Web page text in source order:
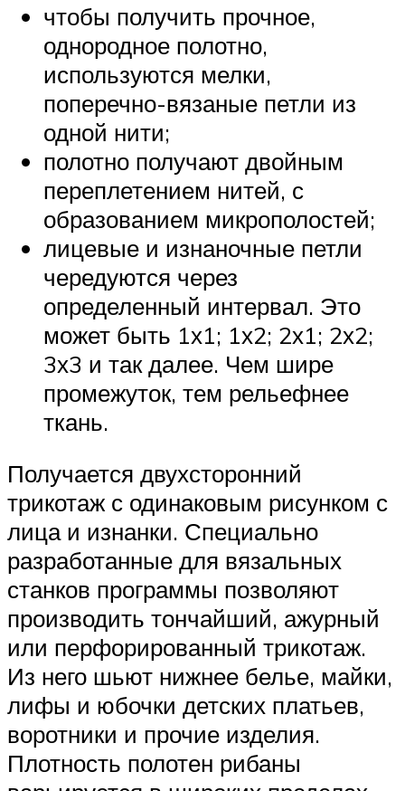
чтобы получить прочное,
однородное полотно,
используются мелки,
поперечно-вязаные петли из
одной нити;
полотно получают двойным
переплетением нитей, с
образованием микрополостей;
лицевые и изнаночные петли
чередуются через
определенный интервал. Это
может быть 1х1; 1х2; 2х1; 2х2;
3х3 и так далее. Чем шире
промежуток, тем рельефнее
ткань.
Получается двухсторонний
трикотаж с одинаковым рисунком с
лица и изнанки. Специально
разработанные для вязальных
станков программы позволяют
производить тончайший, ажурный
или перфорированный трикотаж.
Из него шьют нижнее белье, майки,
лифы и юбочки детских платьев,
воротники и прочие изделия.
Плотность полотен рибаны